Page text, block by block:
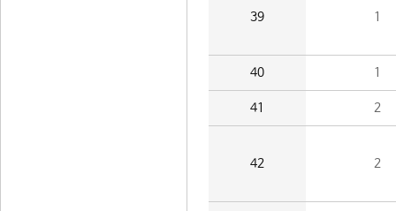
39 1
40 1
41 2
42 2